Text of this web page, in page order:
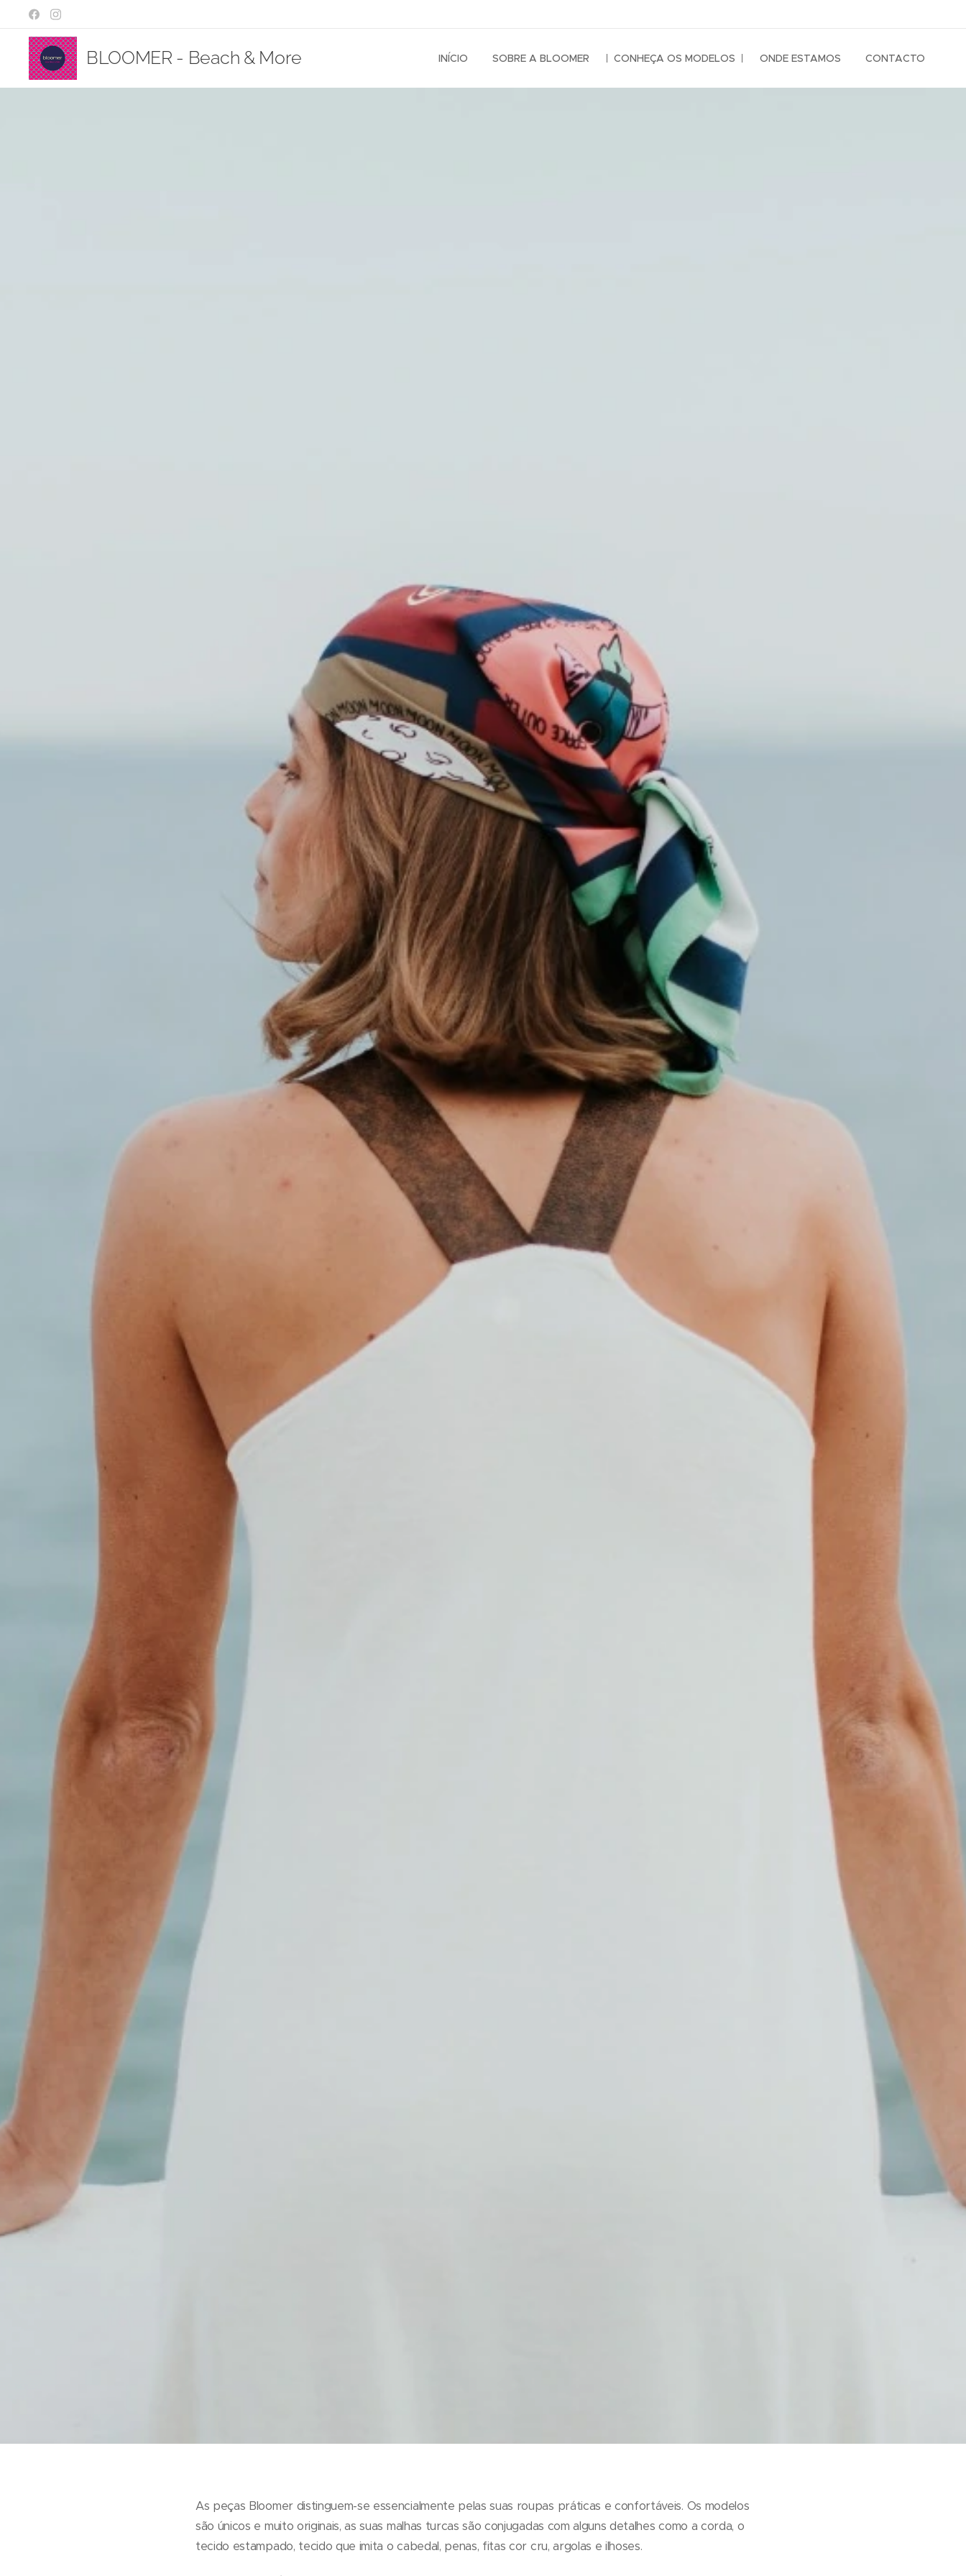
BLOOMER - Beach & More INÍCIO SOBRE A BLOOMER CONHEÇA OS MODELOS ONDE ESTAMOS CONTACTO
As peças Bloomer distinguem-se essencialmente pelas suas roupas práticas e confortáveis. Os modelos
são únicos e muito originais, as suas malhas turcas são conjugadas com alguns detalhes como a corda, o
tecido estampado, tecido que imita o cabedal, penas, fitas cor cru, argolas e ilhoses.